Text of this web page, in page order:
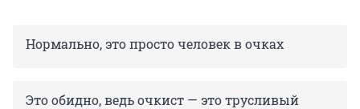
Нормально, это просто человек в очках
Это обидно, ведь очкист — это трусливый